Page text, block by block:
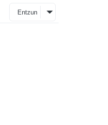
Entzun